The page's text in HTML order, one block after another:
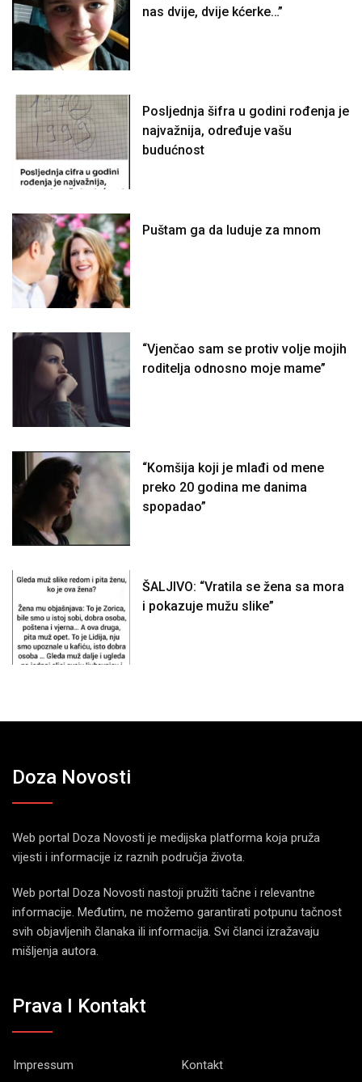
nas dvije, dvije kćerke…”
Posljednja šifra u godini rođenja je
najvažnija, određuje vašu
budućnost
Puštam ga da luduje za mnom
“Vjenčao sam se protiv volje mojih
roditelja odnosno moje mame”
“Komšija koji je mlađi od mene
preko 20 godina me danima
spopadao”
ŠALJIVO: “Vratila se žena sa mora
i pokazuje mužu slike”
Doza Novosti
Web portal Doza Novosti je medijska platforma koja pruža
vijesti i informacije iz raznih područja života.
Web portal Doza Novosti nastoji pružiti tačne i relevantne
informacije. Međutim, ne možemo garantirati potpunu tačnost
svih objavljenih članaka ili informacija. Svi članci izražavaju
mišljenja autora.
Prava I Kontakt
Impressum
Kontakt